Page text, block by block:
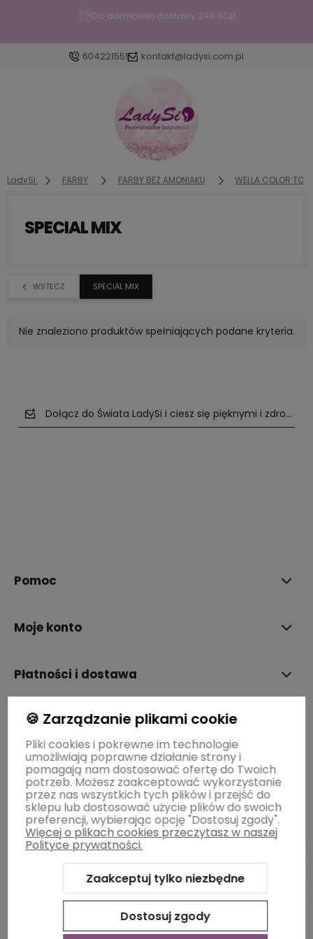
Do darmowej dostawy:249.00zł
604221551 kontakt@ladysi.com.pl
Zaloguj się
Załóż konto
Wybierz coś dla siebie z naszej aktualnej oferty lub
LadySi FARBY FARBY BEZ AMONIAKU WELLA COLOR
SPECIAL MIX
WSTECZ SPECIAL MIX
Nie znaleziono produktów spełniających podane kryteria.
Dołącz do Świata LadySi i ciesz się pięknymi i
Pomoc
Moje konto
Płatności i dostawa
Informacje
O nas
Sklep internetowy Shoper Premium
Szablon Shoper Modern
3.0™od GrowCommerce
🍪 Zarządzanie plikami cookie
Pliki cookies i pokrewne im technologie
umożliwiają poprawne działanie strony i
pomagają nam dostosować ofertę do Twoich
potrzeb. Możesz zaakceptować wykorzystanie
przez nas wszystkich tych plików i przejść do
sklepu lub dostosować użycie plików do swoich
preferencji, wybierając opcję "Dostosuj zgody".
Więcej o plikach cookies przeczytasz w naszej
Polityce prywatności.
Zaakceptuj tylko niezbędne
Dostosuj zgody